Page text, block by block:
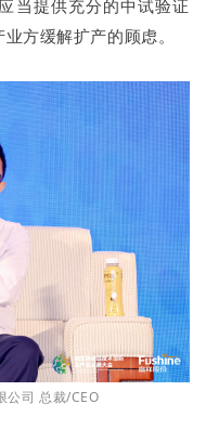
当提供充分的中试验证
方缓解扩产的顾虑。
公司 总裁/CEO